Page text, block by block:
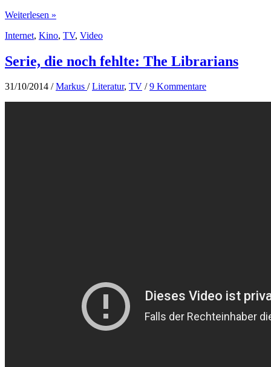
Netflix
House
Cards
–
Epischer
Brechung
Weiterlesen »
Internet, Kino, TV, Video
Serie, die noch fehlte: The Librarians
31/10/2014 /Markus /Literatur, TV /9 Kommentare